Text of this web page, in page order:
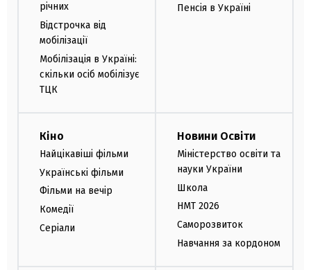
річних
Відстрочка від
мобілізації
Мобілізація в Україні:
скільки осіб мобілізує
ТЦК
Пенсія в Україні
Кіно
Найцікавіші фільми
Українські фільми
Фільми на вечір
Комедії
Серіали
Новини Освіти
Міністерство освіти та
науки України
Школа
НМТ 2026
Саморозвиток
Навчання за кордоном